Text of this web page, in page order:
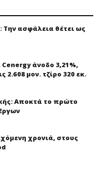
Την ασφάλεια θέτει ως
άνοδο 3,21%,
2.608 μον. τζίρο 320 εκ.
Αποκτά το πρώτο
χρονιά, στους